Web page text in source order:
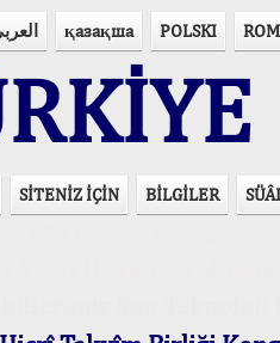
қазақша POLSKI
SİTENİZ İÇİN BİLGİLER